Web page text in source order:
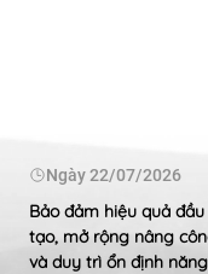
Ngày22/07/2026
Bảo đảm hiệu quả
tạo, mở rộng nâng
và duy trì ổn định